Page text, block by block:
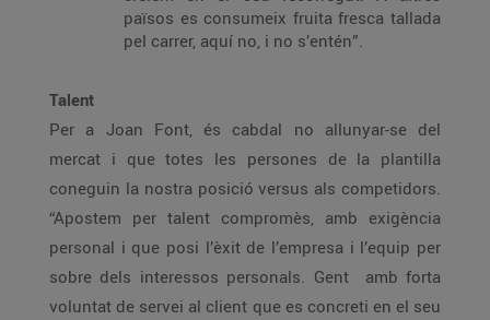
països es consumeix fruita fresca tallada
pel carrer, aquí no, i no s’entén”.
Talent
Per a Joan Font, és cabdal no allunyar-se del
mercat i que totes les persones de la plantilla
coneguin la nostra posició versus als competidors.
“Apostem per talent compromès, amb exigència
personal i que posi l’èxit de l’empresa i l’equip per
sobre dels interessos personals. Gent amb forta
voluntat de servei al client que es concreti en el seu